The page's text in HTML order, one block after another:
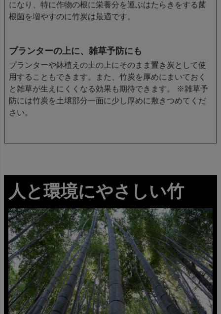
になり、特に作物の根に栄養分を運ぶはたらきをする菌
根菌を増やすのに竹炭は最適です。
プランターの上に、雑草予防にも
プランターや鉢植えの土の上にそのまま置き炭として使
用することもできます。また、竹炭を厚めにまいておく
と雑草が生えにくくなる効果も期待できます。 ※雑草予
防には竹炭を土壌部分一面に少し厚めに敷きつめてくだ
さい。
人と環境にやさしい竹